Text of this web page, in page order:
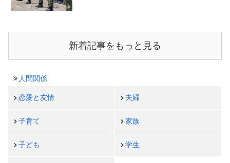
新着記事をもっと見る
人間関係
恋愛と友情 夫婦
子育て 家族
子ども 学生